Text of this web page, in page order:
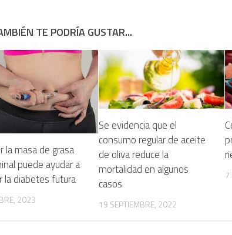
TE PODRÍA GUSTAR...
la masa de grasa
puede ayudar a
la diabetes futura
2023
Se evidencia que el
consumo regular de aceite
de oliva reduce la
mortalidad en algunos
casos
19 SEPTIEMBRE, 2022
7